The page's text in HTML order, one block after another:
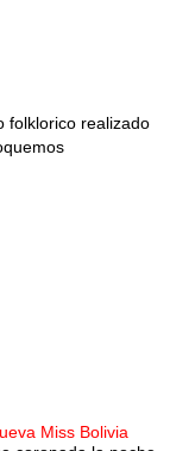
folklorico realizado
Miss Bolivia